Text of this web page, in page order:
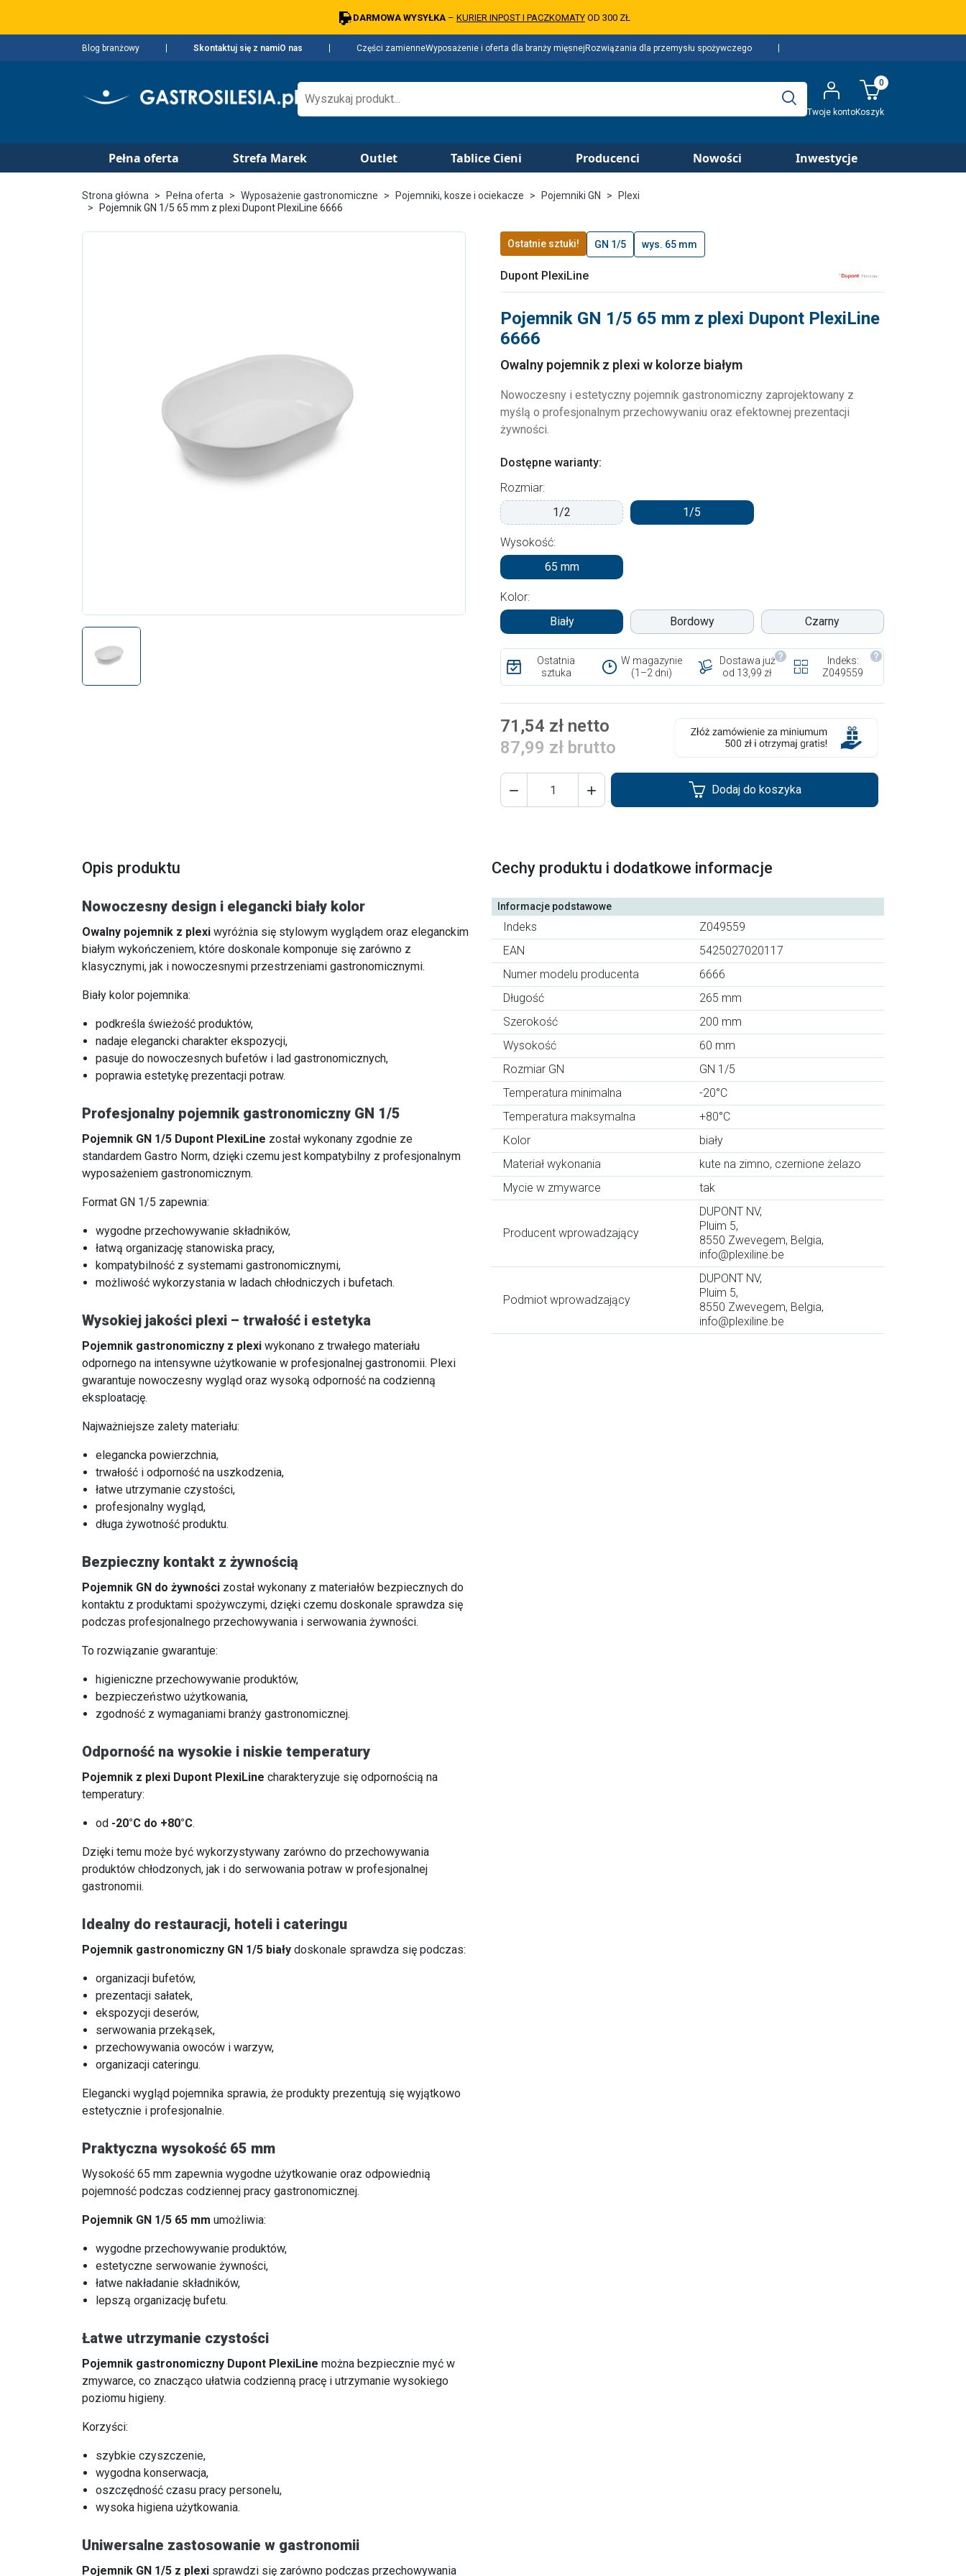
DARMOWA WYSYŁKA – KURIER INPOST I PACZKOMATY OD 300 ZŁ
Blog branżowy Skontaktuj się z namiO nas Części zamienneWyposażenie i oferta dla branży mięsnejRozwiązania dla przemysłu spożywczego
Twoje kontoKoszyk
0
Pełna oferta Strefa Marek Outlet Tablice Cieni Producenci Nowości Inwestycje
Strona główna Pełna oferta Wyposażenie gastronomiczne Pojemniki, kosze i ociekacze Pojemniki GN
Plexi
Pojemnik GN 1/5 65 mm z plexi Dupont PlexiLine 6666
Ostatnie sztuki! GN 1/5 wys. 65 mm
Dupont PlexiLine
Pojemnik GN 1/5 65 mm z plexi Dupont PlexiLine
6666
Owalny pojemnik z plexi w kolorze białym
Nowoczesny i estetyczny pojemnik gastronomiczny zaprojektowany z
myślą o profesjonalnym przechowywaniu oraz efektownej prezentacji
żywności.
Dostępne warianty:
Rozmiar:
1/2
1/5
Wysokość:
65 mm
Kolor:
Biały
Bordowy Czarny
Ostatnia
sztuka
W magazynie
(1–2 dni)
Dostawa już
od 13,99 zł
Indeks:
Z049559
71,54 zł netto
87,99 zł brutto
  Dodaj do koszyka
Opis produktu
Nowoczesny design i elegancki biały kolor
Owalny pojemnik z plexi wyróżnia się stylowym wyglądem oraz eleganckim
białym wykończeniem, które doskonale komponuje się zarówno z
klasycznymi, jak i nowoczesnymi przestrzeniami gastronomicznymi.
Biały kolor pojemnika:
podkreśla świeżość produktów,
nadaje elegancki charakter ekspozycji,
pasuje do nowoczesnych bufetów i lad gastronomicznych,
poprawia estetykę prezentacji potraw.
Profesjonalny pojemnik gastronomiczny GN 1/5
Pojemnik GN 1/5 Dupont PlexiLine został wykonany zgodnie ze
standardem Gastro Norm, dzięki czemu jest kompatybilny z profesjonalnym
wyposażeniem gastronomicznym.
Format GN 1/5 zapewnia:
wygodne przechowywanie składników,
łatwą organizację stanowiska pracy,
kompatybilność z systemami gastronomicznymi,
możliwość wykorzystania w ladach chłodniczych i bufetach.
Wysokiej jakości plexi – trwałość i estetyka
Pojemnik gastronomiczny z plexi wykonano z trwałego materiału
odpornego na intensywne użytkowanie w profesjonalnej gastronomii. Plexi
gwarantuje nowoczesny wygląd oraz wysoką odporność na codzienną
eksploatację.
Najważniejsze zalety materiału:
elegancka powierzchnia,
trwałość i odporność na uszkodzenia,
łatwe utrzymanie czystości,
profesjonalny wygląd,
długa żywotność produktu.
Bezpieczny kontakt z żywnością
Pojemnik GN do żywności został wykonany z materiałów bezpiecznych do
kontaktu z produktami spożywczymi, dzięki czemu doskonale sprawdza się
podczas profesjonalnego przechowywania i serwowania żywności.
To rozwiązanie gwarantuje:
higieniczne przechowywanie produktów,
bezpieczeństwo użytkowania,
zgodność z wymaganiami branży gastronomicznej.
Odporność na wysokie i niskie temperatury
Pojemnik z plexi Dupont PlexiLine charakteryzuje się odpornością na
temperatury:
od -20°C do +80°C.
Dzięki temu może być wykorzystywany zarówno do przechowywania
produktów chłodzonych, jak i do serwowania potraw w profesjonalnej
gastronomii.
Idealny do restauracji, hoteli i cateringu
Pojemnik gastronomiczny GN 1/5 biały doskonale sprawdza się podczas:
organizacji bufetów,
prezentacji sałatek,
ekspozycji deserów,
serwowania przekąsek,
przechowywania owoców i warzyw,
organizacji cateringu.
Elegancki wygląd pojemnika sprawia, że produkty prezentują się wyjątkowo
estetycznie i profesjonalnie.
Praktyczna wysokość 65 mm
Wysokość 65 mm zapewnia wygodne użytkowanie oraz odpowiednią
pojemność podczas codziennej pracy gastronomicznej.
Pojemnik GN 1/5 65 mm umożliwia:
wygodne przechowywanie produktów,
estetyczne serwowanie żywności,
łatwe nakładanie składników,
lepszą organizację bufetu.
Łatwe utrzymanie czystości
Pojemnik gastronomiczny Dupont PlexiLine można bezpiecznie myć w
zmywarce, co znacząco ułatwia codzienną pracę i utrzymanie wysokiego
poziomu higieny.
Korzyści:
szybkie czyszczenie,
wygodna konserwacja,
oszczędność czasu pracy personelu,
wysoka higiena użytkowania.
Uniwersalne zastosowanie w gastronomii
Pojemnik GN 1/5 z plexi sprawdzi się zarówno podczas przechowywania
Cechy produktu i dodatkowe informacje
Informacje podstawowe
Indeks
Z049559
EAN
5425027020117
Numer modelu producenta
6666
Długość
265 mm
Szerokość
200 mm
Wysokość
60 mm
Rozmiar GN
GN 1/5
Temperatura minimalna
-20°C
Temperatura maksymalna
+80°C
Kolor
biały
Materiał wykonania
kute na zimno, czernione żelazo
Mycie w zmywarce
tak
Producent wprowadzający
DUPONT NV,
Pluim 5,
8550 Zwevegem, Belgia,
info@plexiline.be
Podmiot wprowadzający
DUPONT NV,
Pluim 5,
8550 Zwevegem, Belgia,
info@plexiline.be